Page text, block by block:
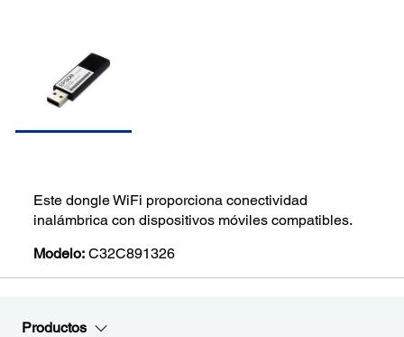
Este dongle WiFi proporciona conectividad
inalámbrica con dispositivos móviles compatibles.
Modelo: C32C891326
Productos